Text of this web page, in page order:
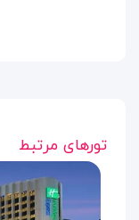
تورهای مرتبط